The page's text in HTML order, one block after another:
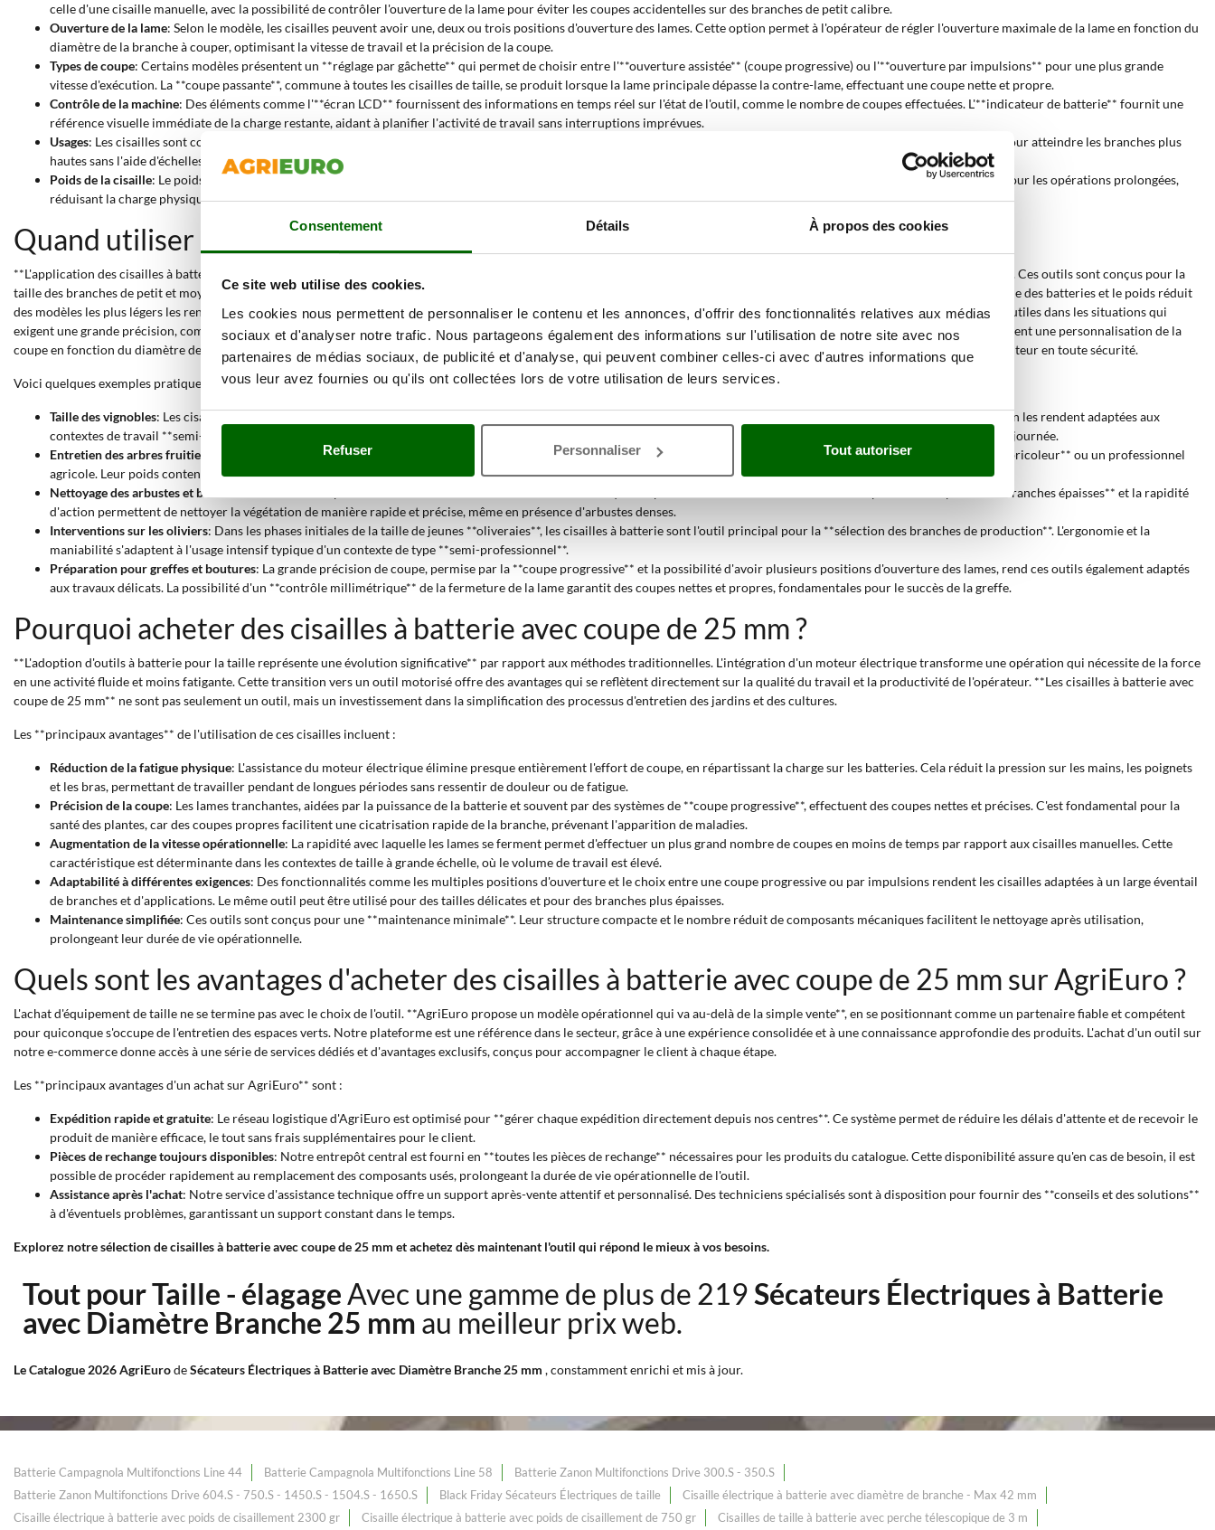
Consentement Détails À propos des cookies
Ce site web utilise des cookies.
Les cookies nous permettent de personnaliser le contenu et les annonces, d'offrir des fonctionnalités relatives aux médias
sociaux et d'analyser notre trafic. Nous partageons également des informations sur l'utilisation de notre site avec nos
partenaires de médias sociaux, de publicité et d'analyse, qui peuvent combiner celles-ci avec d'autres informations que
vous leur avez fournies ou qu'ils ont collectées lors de votre utilisation de leurs services.
Refuser Personnaliser Tout autoriser
celle d'une cisaille manuelle, avec la possibilité de contrôler l'ouverture de la lame pour éviter les coupes accidentelles sur des branches de petit calibre.
Ouverture de la lame: Selon le modèle, les cisailles peuvent avoir une, deux ou trois positions d'ouverture des lames. Cette option permet à l'opérateur de régler l'ouverture maximale de la lame en fonction du
diamètre de la branche à couper, optimisant la vitesse de travail et la précision de la coupe.
Types de coupe: Certains modèles présentent un **réglage par gâchette** qui permet de choisir entre l'**ouverture assistée** (coupe progressive) ou l'**ouverture par impulsions** pour une plus grande
vitesse d'exécution. La **coupe passante**, commune à toutes les cisailles de taille, se produit lorsque la lame principale dépasse la contre-lame, effectuant une coupe nette et propre.
Contrôle de la machine: Des éléments comme l'**écran LCD** fournissent des informations en temps réel sur l'état de l'outil, comme le nombre de coupes effectuées. L'**indicateur de batterie** fournit une
référence visuelle immédiate de la charge restante, aidant à planifier l'activité de travail sans interruptions imprévues.
Usages: Les cisailles sont conçues pour un **usage manuel** direct, adaptées aux tailles détaillées ou dans des espaces restreints. L'option d'**usage sur perche** est conçue pour atteindre les branches plus
hautes sans l'aide d'échelles, offrant une solution pour les travaux en hauteur en toute sécurité.
Poids de la cisaille: Le poids de l'outil, qui varie de **470 à 1090 g**, a un impact direct sur le confort et la durée des sessions de travail. Les cisailles plus légères sont idéales pour les opérations prolongées,
réduisant la charge physique sur les bras et les épaules.
Quand utiliser des cisailles à batterie avec coupe de 25 mm ?
**L'application des cisailles à batterie avec une coupe jusqu'à 25 mm s'étend à une variété de contextes**, de l'entretien amateur des espaces verts aux interventions professionnelles. Ces outils sont conçus pour la
taille des branches de petit et moyen calibre, une opération courante dans les **vignobles**, les **vergers**, et pour **l'entretien des haies** et des arbustes ornementaux. L'autonomie des batteries et le poids réduit
des modèles les plus légers les rendent idéaux pour des sessions de travail prolongées sans provoquer de fatigue. Les modèles dotés de **coupe progressive** sont particulièrement utiles dans les situations qui
exigent une grande précision, comme la taille des plantes délicates ou la préparation des branches pour les greffes. **Les différentes configurations d'ouverture de la lame** permettent une personnalisation de la
coupe en fonction du diamètre de la branche à sectionner. L'utilisation d'une **perche de rallonge** transforme les cisailles en un outil polyvalent pour atteindre les branches en hauteur en toute sécurité.
Voici quelques exemples pratiques d'utilisation :
Taille des vignobles: Les cisailles à batterie sont l'outil idéal pour la taille à sec des vignes. Leur capacité de coupe sur des branches jusqu'à **25 mm** et leur vitesse d'exécution les rendent adaptées aux
contextes de travail **semi-pro** ou **industriel**, où la productivité est un facteur clé. Les modèles avec une **batterie sac à dos** soutiennent l'opérabilité pendant toute la journée.
Entretien des arbres fruitiers
: Pour la **taille des jeunes arbres** ou le nettoyage des branches mortes, l'utilisation de cisailles à batterie est extrêmement efficace pour un **bricoleur** ou un professionnel
agricole. Leur poids contenu et la **coupe progressive** permettent de travailler avec agilité entre les branches sans endommager la structure de la plante.
Nettoyage des arbustes et buissons
: L'entretien des plantes ornementales et des haies est une activité qui tire parti de l'efficacité de ces outils. La **capacité de coupe sur des branches épaisses** et la rapidité
d'action permettent de nettoyer la végétation de manière rapide et précise, même en présence d'arbustes denses.
Interventions sur les oliviers: Dans les phases initiales de la taille de jeunes **oliveraies**, les cisailles à batterie sont l'outil principal pour la **sélection des branches de production**. L'ergonomie et la
maniabilité s'adaptent à l'usage intensif typique d'un contexte de type **semi-professionnel**.
Préparation pour greffes et boutures: La grande précision de coupe, permise par la **coupe progressive** et la possibilité d'avoir plusieurs positions d'ouverture des lames, rend ces outils également adaptés
aux travaux délicats. La possibilité d'un **contrôle millimétrique** de la fermeture de la lame garantit des coupes nettes et propres, fondamentales pour le succès de la greffe.
Pourquoi acheter des cisailles à batterie avec coupe de 25 mm ?
**L'adoption d'outils à batterie pour la taille représente une évolution significative** par rapport aux méthodes traditionnelles. L'intégration d'un moteur électrique transforme une opération qui nécessite de la force
en une activité fluide et moins fatigante. Cette transition vers un outil motorisé offre des avantages qui se reflètent directement sur la qualité du travail et la productivité de l'opérateur. **Les cisailles à batterie avec
coupe de 25 mm** ne sont pas seulement un outil, mais un investissement dans la simplification des processus d'entretien des jardins et des cultures.
Les **principaux avantages** de l'utilisation de ces cisailles incluent :
Réduction de la fatigue physique: L'assistance du moteur électrique élimine presque entièrement l'effort de coupe, en répartissant la charge sur les batteries. Cela réduit la pression sur les mains, les poignets
et les bras, permettant de travailler pendant de longues périodes sans ressentir de douleur ou de fatigue.
Précision de la coupe: Les lames tranchantes, aidées par la puissance de la batterie et souvent par des systèmes de **coupe progressive**, effectuent des coupes nettes et précises. C'est fondamental pour la
santé des plantes, car des coupes propres facilitent une cicatrisation rapide de la branche, prévenant l'apparition de maladies.
Augmentation de la vitesse opérationnelle: La rapidité avec laquelle les lames se ferment permet d'effectuer un plus grand nombre de coupes en moins de temps par rapport aux cisailles manuelles. Cette
caractéristique est déterminante dans les contextes de taille à grande échelle, où le volume de travail est élevé.
Adaptabilité à différentes exigences: Des fonctionnalités comme les multiples positions d'ouverture et le choix entre une coupe progressive ou par impulsions rendent les cisailles adaptées à un large éventail
de branches et d'applications. Le même outil peut être utilisé pour des tailles délicates et pour des branches plus épaisses.
Maintenance simplifiée: Ces outils sont conçus pour une **maintenance minimale**. Leur structure compacte et le nombre réduit de composants mécaniques facilitent le nettoyage après utilisation,
prolongeant leur durée de vie opérationnelle.
Quels sont les avantages d'acheter des cisailles à batterie avec coupe de 25 mm sur AgriEuro ?
L'achat d'équipement de taille ne se termine pas avec le choix de l'outil. **AgriEuro propose un modèle opérationnel qui va au-delà de la simple vente**, en se positionnant comme un partenaire fiable et compétent
pour quiconque s'occupe de l'entretien des espaces verts. Notre plateforme est une référence dans le secteur, grâce à une expérience consolidée et à une connaissance approfondie des produits. L'achat d'un outil sur
notre e-commerce donne accès à une série de services dédiés et d'avantages exclusifs, conçus pour accompagner le client à chaque étape.
Les **principaux avantages d'un achat sur AgriEuro** sont :
Expédition rapide et gratuite: Le réseau logistique d'AgriEuro est optimisé pour **gérer chaque expédition directement depuis nos centres**. Ce système permet de réduire les délais d'attente et de recevoir le
produit de manière efficace, le tout sans frais supplémentaires pour le client.
Pièces de rechange toujours disponibles: Notre entrepôt central est fourni en **toutes les pièces de rechange** nécessaires pour les produits du catalogue. Cette disponibilité assure qu'en cas de besoin, il est
possible de procéder rapidement au remplacement des composants usés, prolongeant la durée de vie opérationnelle de l'outil.
Assistance après l'achat: Notre service d'assistance technique offre un support après-vente attentif et personnalisé. Des techniciens spécialisés sont à disposition pour fournir des **conseils et des solutions**
à d'éventuels problèmes, garantissant un support constant dans le temps.
Explorez notre sélection de cisailles à batterie avec coupe de 25 mm et achetez dès maintenant l'outil qui répond le mieux à vos besoins.
Tout pour Taille - élagageAvec une gamme de plus de 219Sécateurs Électriques à Batterie
avec Diamètre Branche 25 mm au meilleur prix web.
Le Catalogue 2026 AgriEurodeSécateurs Électriques à Batterie avec Diamètre Branche 25 mm , constamment enrichi et mis à jour.
Batterie Campagnola Multifonctions Line 44 Batterie Campagnola Multifonctions Line 58
Batterie Zanon Multifonctions Drive 300.S - 350.S
Batterie Zanon Multifonctions Drive 604.S - 750.S - 1450.S - 1504.S - 1650.S
Black Friday Sécateurs Électriques de taille
Cisaille électrique à batterie avec diamètre de branche - Max 42 mm
Cisaille électrique à batterie avec poids de cisaillement 2300 gr
Cisaille électrique à batterie avec poids de cisaillement de 750 gr Cisailles de taille à batterie avec perche télescopique de 3 m